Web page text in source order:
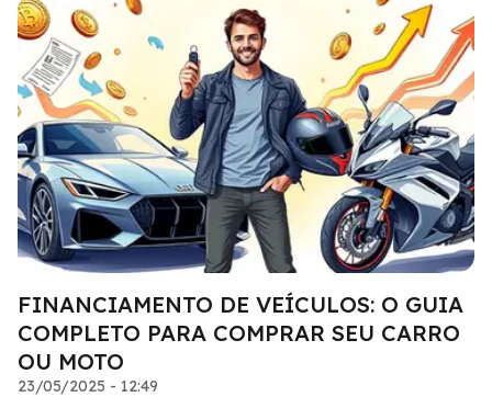
FINANCIAMENTO DE VEÍCULOS: O GUIA
COMPLETO PARA COMPRAR SEU CARRO
OU MOTO
23/05/2025 - 12:49